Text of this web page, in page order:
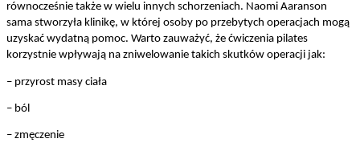
równocześnie także w wielu innych schorzeniach. Naomi Aaranson
sama stworzyła klinikę, w której osoby po przebytych operacjach mogą
uzyskać wydatną pomoc. Warto zauważyć, że ćwiczenia pilates
korzystnie wpływają na zniwelowanie takich skutków operacji jak:
– przyrost masy ciała
– ból
– zmęczenie